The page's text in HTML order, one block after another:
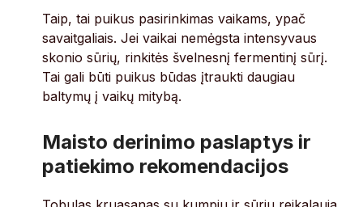
Taip, tai puikus pasirinkimas vaikams, ypač
savaitgaliais. Jei vaikai nemėgsta intensyvaus
skonio sūrių, rinkitės švelnesnį fermentinį sūrį.
Tai gali būti puikus būdas įtraukti daugiau
baltymų į vaikų mitybą.
Maisto derinimo paslaptys ir
patiekimo rekomendacijos